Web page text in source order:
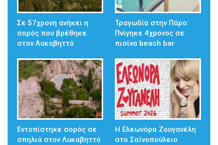
Σε 57χρονη ανήκει η
σορός που βρέθηκε
στον Λυκαβηττό
Τραγωδία στην Πάρο:
Πνίγηκε 4χρονος σε
πισίνα beach bar
Εντοπίστηκε σορός σε
σπηλιά στον Λυκαβηττό
Η Ελεωνόρα Ζουγανέλη
στο Σαϊνοπούλειο